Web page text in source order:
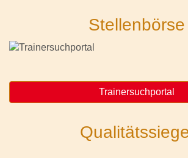
Stellenbörse
Trainersuchportal